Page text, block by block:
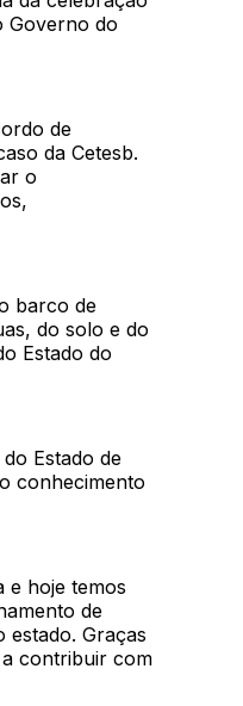
Governo do
de
da Cetesb.
o
barco de
do solo e do
Estado do
Estado de
conhecimento
e hoje temos
de
estado. Graças
contribuir com